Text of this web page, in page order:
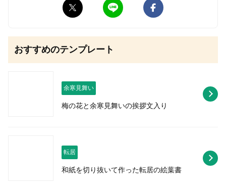
無料はがきダウンロード
おすすめのテンプレート
余寒見舞い
梅の花と余寒見舞いの挨拶文入り
転居
和紙を切り抜いて作った転居の絵葉書